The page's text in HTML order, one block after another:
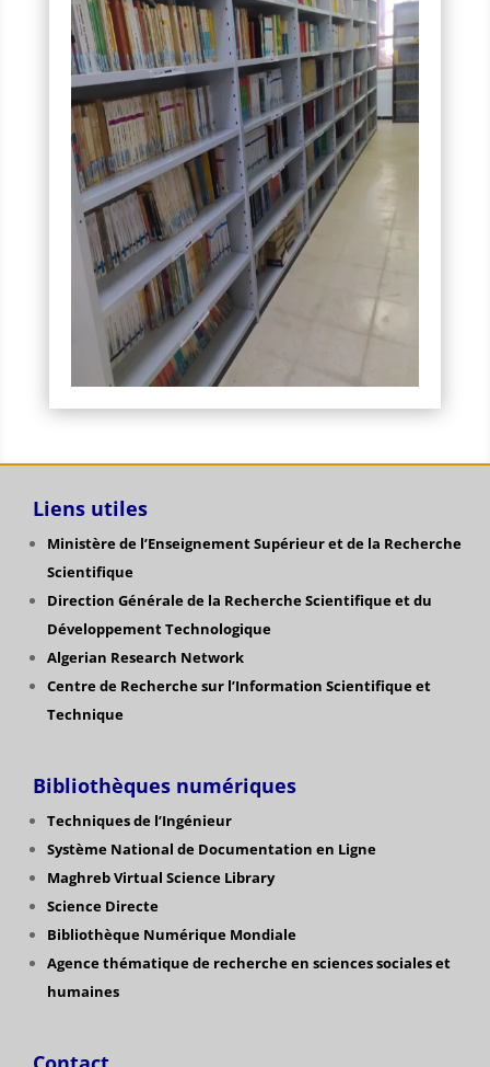
Liens utiles
Ministère de l’Enseignement Supérieur et de la Recherche
Scientifique
Direction Générale de la Recherche Scientifiqueet du
Développement Technologique
Algerian Research Network
Centre de Recherche sur l’Information Scientifique et
Technique
Bibliothèques numériques
Techniques de l’Ingénieur
Système National de Documentation en Ligne
Maghreb Virtual Science Library
Science Directe
Bibliothèque Numérique Mondiale
Agence thématique de recherche en sciences sociales et
humaines